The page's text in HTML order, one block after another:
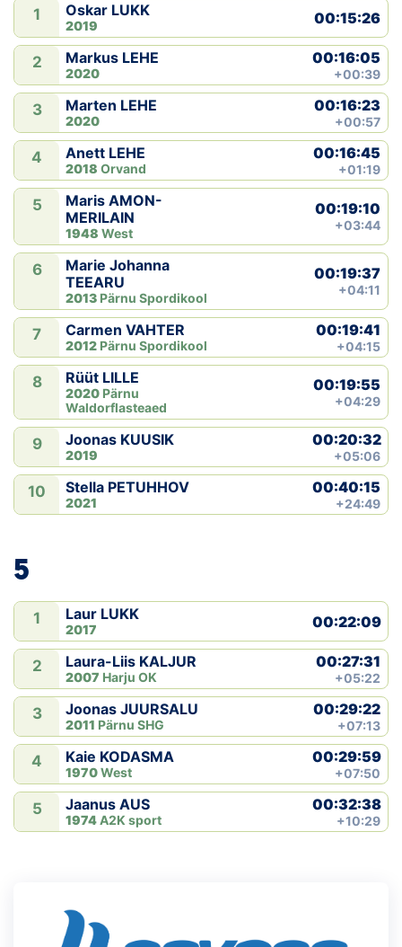
1 Oskar LUKK
2019 00:15:26
2 Markus LEHE
2020
00:16:05
+00:39
3 Marten LEHE
2020
00:16:23
+00:57
4 Anett LEHE
2018 Orvand
00:16:45
+01:19
5
Maris AMON-
MERILAIN
1948 West
00:19:10
+03:44
6
Marie Johanna
TEEARU
2013 Pärnu Spordikool
00:19:37
+04:11
7 Carmen VAHTER
2012 Pärnu Spordikool
00:19:41
+04:15
8 Rüüt LILLE
2020 Pärnu
Waldorflasteaed
00:19:55
+04:29
9 Joonas KUUSIK
2019
00:20:32
+05:06
10 Stella PETUHHOV
2021
00:40:15
+24:49
5
1 Laur LUKK
2017 00:22:09
2 Laura-Liis KALJUR
2007 Harju OK
00:27:31
+05:22
3 Joonas JUURSALU
2011 Pärnu SHG
00:29:22
+07:13
4 Kaie KODASMA
1970West
00:29:59
+07:50
5 Jaanus AUS
1974A2K sport
00:32:38
+10:29